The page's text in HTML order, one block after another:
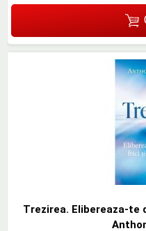
Trezirea. Elibereaza-te